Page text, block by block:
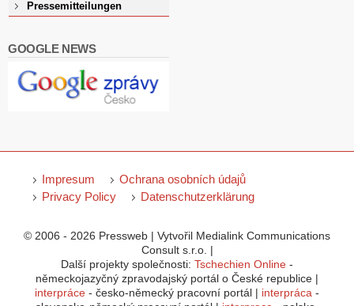
Pressemitteilungen
GOOGLE NEWS
Impresum
Ochrana osobních údajů
Privacy Policy
Datenschutzerklärung
© 2006 - 2026 Pressweb | Vytvořil Medialink Communications
Consult s.r.o. |
Další projekty společnosti: Tschechien Online -
německojazyčný zpravodajský portál o České republice |
interpráce - česko-německý pracovní portál | interpráca -